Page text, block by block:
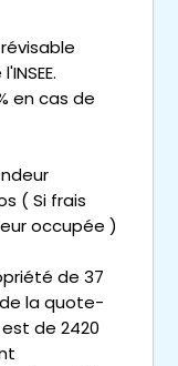
révisable
en cas de
( Si frais
occupée )
de 37
la quote-
de 2420